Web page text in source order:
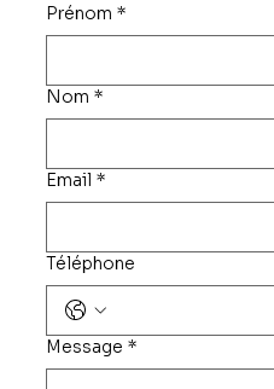
Prénom *
Nom *
Email *
Téléphone
Message *